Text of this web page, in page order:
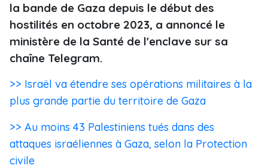
la bande de Gaza depuis le début des
hostilités en octobre 2023, a annoncé le
ministère de la Santé de l'enclave sur sa
chaîne Telegram.
>> Israël va étendre ses opérations militaires à la
plus grande partie du territoire de Gaza
>> Au moins 43 Palestiniens tués dans des
attaques israéliennes à Gaza, selon la Protection
civile